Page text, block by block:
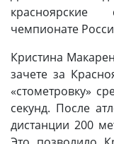
чемпионате
Кристина
зачете за
«стометровку»
секунд. После
дистанции 200